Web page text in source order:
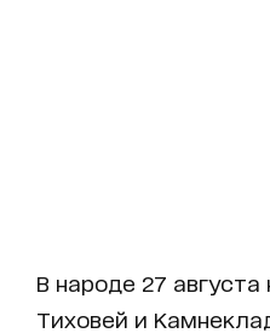
В народе 27
Тиховей и